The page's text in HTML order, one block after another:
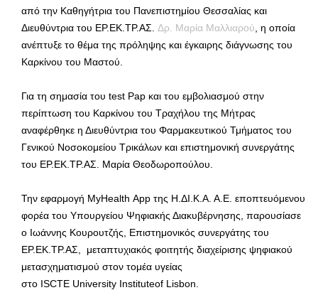
από την Καθηγήτρια του Πανεπιστημίου Θεσσαλίας και
Διευθύντρια του ΕΡ.ΕΚ.ΤΡ.ΑΣ. Δρ. Μαρία Μαλλιαρού , η οποία
ανέπτυξε το θέμα της πρόληψης και έγκαιρης διάγνωσης του
Καρκίνου του Μαστού.
Για τη σημασία του test Pap και του εμβολιασμού στην
περίπτωση του Καρκίνου του Τραχήλου της Μήτρας
αναφέρθηκε η Διευθύντρια του Φαρμακευτικού Τμήματος του
Γενικού Νοσοκομείου Τρικάλων και επιστημονική συνεργάτης
του ΕΡ.ΕΚ.ΤΡ.ΑΣ. Μαρία Θεοδωροπούλου.
Την εφαρμογή MyHealth App της Η.ΔΙ.Κ.Α. Α.Ε. εποπτευόμενου
φορέα του Υπουργείου Ψηφιακής Διακυβέρνησης, παρουσίασε
ο Ιωάννης Κουρουτζής, Επιστημονικός συνεργάτης του
ΕΡ.ΕΚ.ΤΡ.ΑΣ, μεταπτυχιακός φοιτητής διαχείρισης ψηφιακού
μετασχηματισμού στον τομέα υγείας
στο ISCTE University Instituteof Lisbon.